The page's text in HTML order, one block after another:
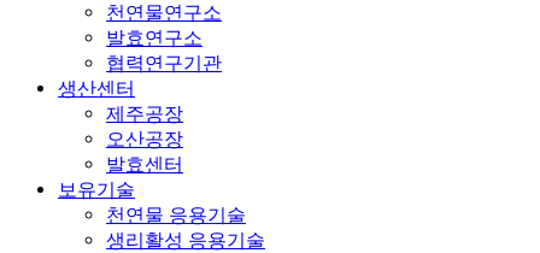
천연물연구소
발효연구소
협력연구기관
생산센터
제주공장
오산공장
발효센터
보유기술
천연물 응용기술
생리활성 응용기술